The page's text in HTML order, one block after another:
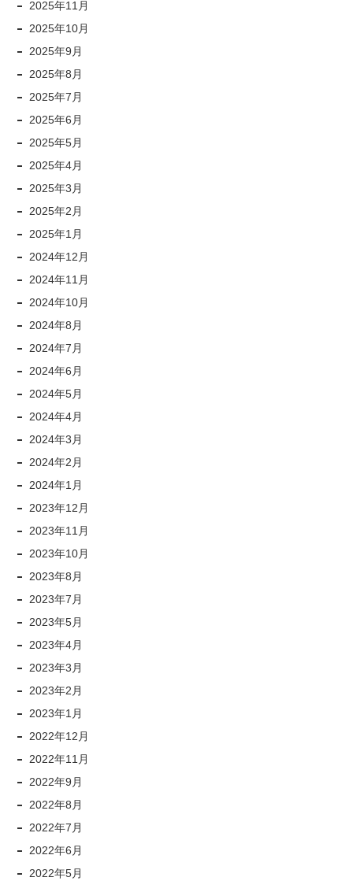
2025年11月
2025年10月
2025年9月
2025年8月
2025年7月
2025年6月
2025年5月
2025年4月
2025年3月
2025年2月
2025年1月
2024年12月
2024年11月
2024年10月
2024年8月
2024年7月
2024年6月
2024年5月
2024年4月
2024年3月
2024年2月
2024年1月
2023年12月
2023年11月
2023年10月
2023年8月
2023年7月
2023年5月
2023年4月
2023年3月
2023年2月
2023年1月
2022年12月
2022年11月
2022年9月
2022年8月
2022年7月
2022年6月
2022年5月